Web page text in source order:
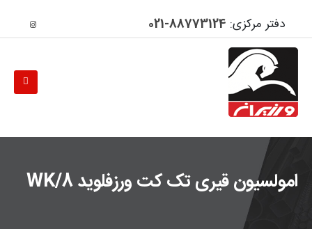
دفتر مرکزی: 88773124-021
امولسیون قیری تک کت ورزفلوید WK/8